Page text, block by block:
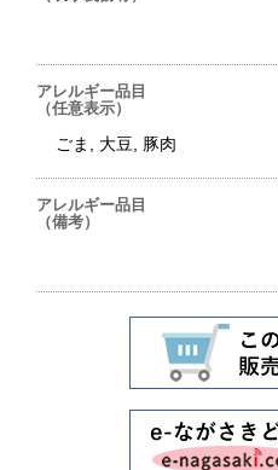
アレルギー品目
（任意表示）
ごま, 大豆, 豚肉
アレルギー品目
（備考）